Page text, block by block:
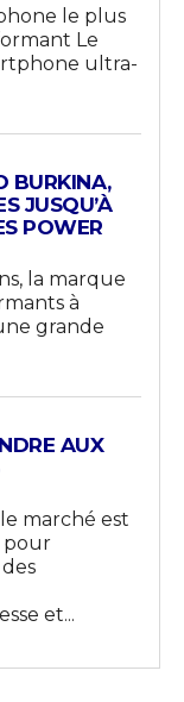
le plus
Le
ultra-
BURKINA,
JUSQU’À
POWER
la marque
à
grande
AUX
marché est
pour
et...